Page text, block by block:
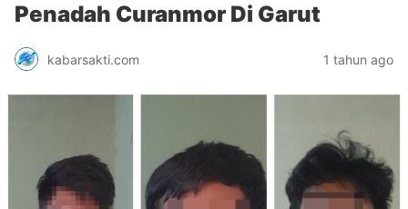
Penadah Curanmor Di Garut
kabarsakti.com 1 tahun ago